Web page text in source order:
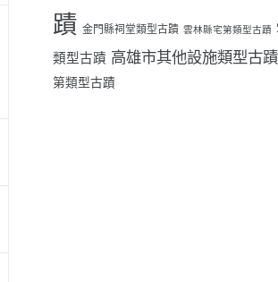
蹟 金門縣祠堂類型古蹟 雲林縣宅第類型古蹟
類型古蹟 高雄市其他設施類型古蹟
第類型古蹟